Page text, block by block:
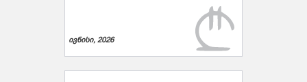
ივნისი, 2026